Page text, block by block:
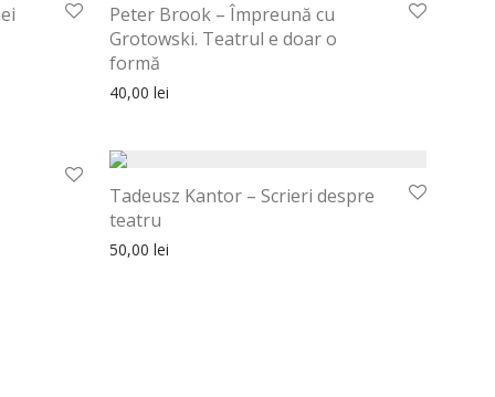
Peter Brook – Împreună cu
Grotowski. Teatrul e doar o
formă
40,00 lei
Tadeusz Kantor – Scrieri despre
teatru
50,00 lei